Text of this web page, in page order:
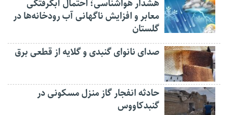
هشدار هواشناسی؛ احتمال آبگرفتگی
معابر و افزایش ناگهانی آب رودخانه‌ها در
گلستان
صدای نانوای گنبدی و گلایه از قطعی برق
حادثه انفجار گاز منزل مسکونی در
گنبدکاووس